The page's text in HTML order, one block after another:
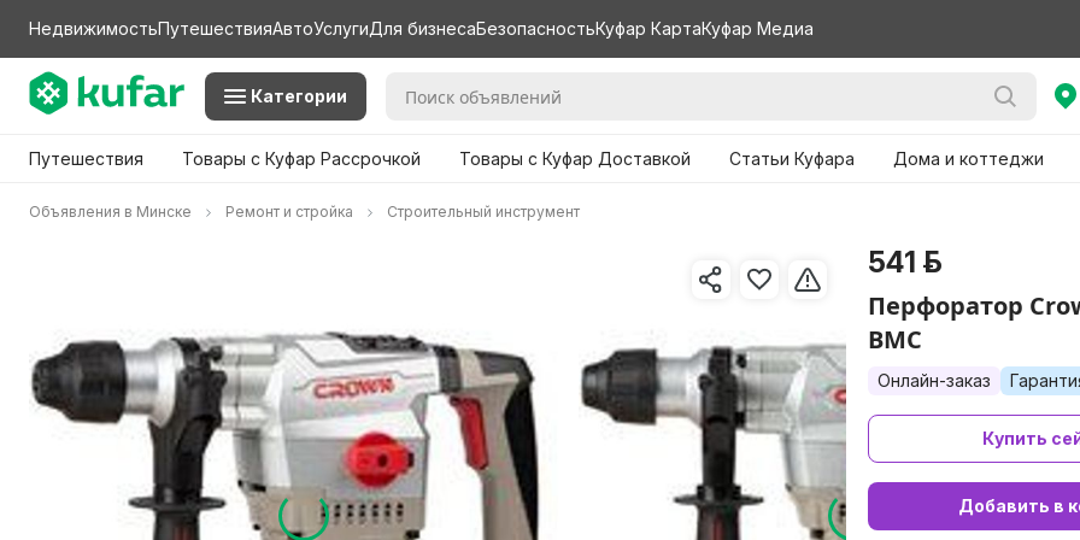
НедвижимостьПутешествияАвтоУслугиДля бизнесаБезопасностьКуфар КартаКуфар Медиа
Категории
Путешествия Товары с Куфар Рассрочкой Товары с Куфар Доставкой Статьи Куфара Дома и коттеджи
Объявления в Минске Ремонт и стройка Строительный инструмент
541 р.
Перфоратор
BMC
Онлайн-заказ
Купить
Добавить в